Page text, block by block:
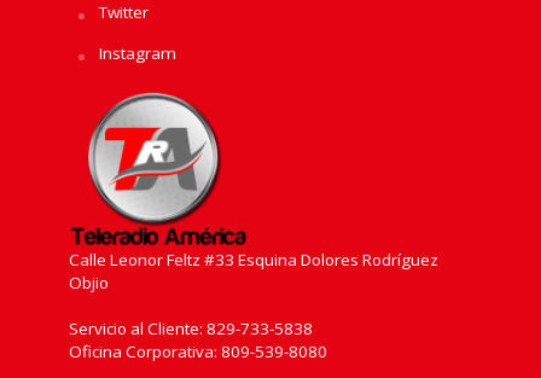
Twitter
Instagram
Calle Leonor Feltz #33 Esquina Dolores Rodríguez
Objio
Servicio al Cliente: 829-733-5838
Oficina Corporativa: 809-539-8080